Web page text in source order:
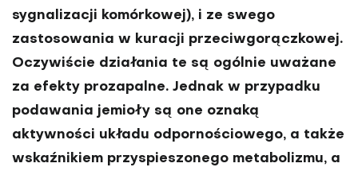
sygnalizacji komórkowej), i ze swego
zastosowania w kuracji przeciwgorączkowej.
Oczywiście działania te są ogólnie uważane
za efekty prozapalne. Jednak w przypadku
podawania jemioły są one oznaką
aktywności układu odpornościowego, a także
wskaźnikiem przyspieszonego metabolizmu, a